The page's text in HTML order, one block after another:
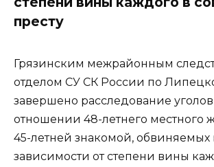
престу
Грязинским межрайонным
отделом СУ СК России по
завершено расследование
отношении 48-летнего местного
45-летней знакомой, обвиняемых
зависимости от степени вины